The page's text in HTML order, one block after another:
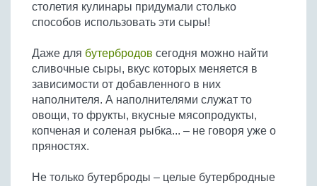
столетия кулинары придумали столько
способов использовать эти сыры!
Даже для бутербродов сегодня можно найти
сливочные сыры, вкус которых меняется в
зависимости от добавленного в них
наполнителя. А наполнителями служат то
овощи, то фрукты, вкусные мясопродукты,
копченая и соленая рыбка... – не говоря уже о
пряностях.
Не только бутерброды – целые бутербродные